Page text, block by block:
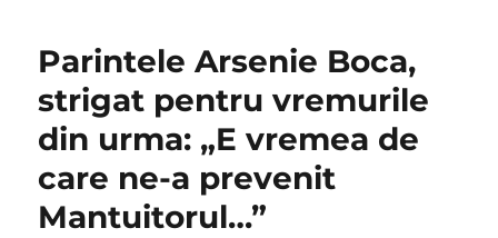
Parintele Arsenie Boca,
strigat pentru vremurile
din urma: „E vremea de
care ne-a prevenit
Mantuitorul…”